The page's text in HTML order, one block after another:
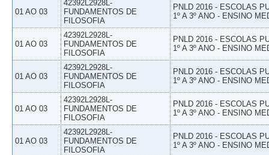
01 AO 03
42392L2928L-
FUNDAMENTOS DE
FILOSOFIA
PNLD 2016 - ESCOLAS
1º A 3º ANO - ENSINO
01 AO 03
42392L2928L-
FUNDAMENTOS DE
FILOSOFIA
PNLD 2016 - ESCOLAS
1º A 3º ANO - ENSINO
01 AO 03
42392L2928L-
FUNDAMENTOS DE
FILOSOFIA
PNLD 2016 - ESCOLAS
1º A 3º ANO - ENSINO
01 AO 03
42392L2928L-
FUNDAMENTOS DE
FILOSOFIA
PNLD 2016 - ESCOLAS
1º A 3º ANO - ENSINO
01 AO 03
42392L2928L-
FUNDAMENTOS DE
FILOSOFIA
PNLD 2016 - ESCOLAS
1º A 3º ANO - ENSINO